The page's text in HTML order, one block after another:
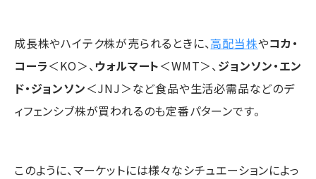
成長株やハイテク株が売られるときに、高配当株やコカ・
コーラ＜KO＞、ウォルマート＜WMT＞、ジョンソン・エン
ド・ジョンソン＜JNJ＞など食品や生活必需品などのデ
ィフェンシブ株が買われるのも定番パターンです。
このように、マーケットには様々なシチュエーションによっ